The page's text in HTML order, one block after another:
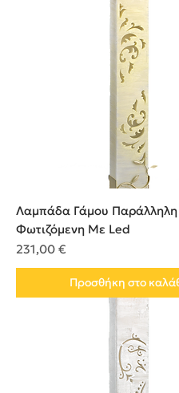
Λαμπάδα Γάμου Παράλληλη
Φωτιζόμενη Με Led
Τιμή
231,00 €
Προσθήκη στο